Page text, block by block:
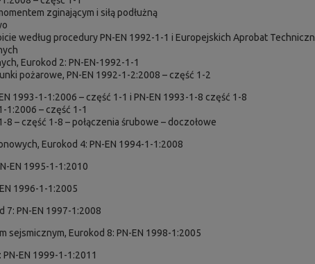
zginającym i siłą podłużną
według procedury PN-EN 1992-1-1 i Europejskich Aprobat
Eurokod 2: PN-EN-1992-1-1
pożarowe, PN-EN 1992-1-2:2008 – część 1-2
1993-1-1:2006 – część 1-1 i PN-EN 1993-1-8 część 1-8
1:2006 – część 1-1
– część 1-8 – połączenia śrubowe – doczołowe
Eurokod 4: PN-EN 1994-1-1:2008
EN 1995-1-1:2010
1996-1-1:2005
PN-EN 1997-1:2008
sejsmicznym, Eurokod 8: PN-EN 1998-1:2005
EN 1999-1-1:2011